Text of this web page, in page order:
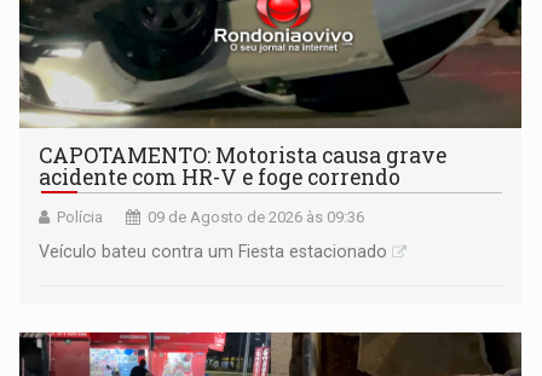
CAPOTAMENTO: Motorista causa grave
acidente com HR-V e foge correndo
Polícia 09 de Agosto de 2026 às 09:36
Veículo bateu contra um Fiesta estacionado